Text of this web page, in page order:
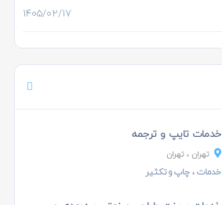
1405/02/17
خدمات تایپ و ترجمه
تهران، تهران
خدمات، چاپ و تکثیر